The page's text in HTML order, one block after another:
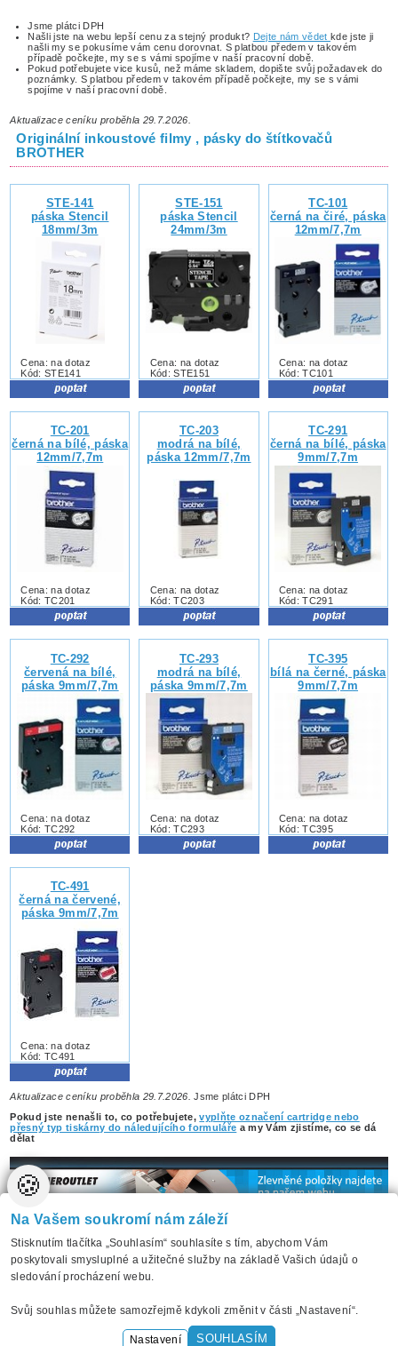
Jsme plátci DPH
Našli jste na webu lepší cenu za stejný produkt? Dejte nám vědetkde jste ji
našli my se pokusíme vám cenu dorovnat. S platbou předem v takovém
případě počkejte, my se s vámi spojíme v naší pracovní době.
Pokud potřebujete vice kusů, než máme skladem, dopište svůj požadavek do
poznámky. S platbou předem v takovém případě počkejte, my se s vámi
spojíme v naší pracovní době.
Aktualizace ceníku proběhla 29.7.2026.
Originální inkoustové filmy , pásky do štítkovačů
BROTHER
STE-141
páska Stencil
18mm/3m
Cena: na dotaz
Kód: STE141
STE-151
páska Stencil
24mm/3m
Cena: na dotaz
Kód: STE151
TC-101
černá na čiré, páska
12mm/7,7m
Cena: na dotaz
Kód: TC101
TC-201
černá na bílé, páska
12mm/7,7m
Cena: na dotaz
Kód: TC201
TC-203
modrá na bílé,
páska 12mm/7,7m
Cena: na dotaz
Kód: TC203
TC-291
černá na bílé, páska
9mm/7,7m
Cena: na dotaz
Kód: TC291
TC-292
červená na bílé,
páska 9mm/7,7m
Cena: na dotaz
Kód: TC292
TC-293
modrá na bílé,
páska 9mm/7,7m
Cena: na dotaz
Kód: TC293
TC-395
bílá na černé, páska
9mm/7,7m
Cena: na dotaz
Kód: TC395
TC-491
černá na červené,
páska 9mm/7,7m
Cena: na dotaz
Kód: TC491
Aktualizace ceníku proběhla 29.7.2026. Jsme plátci DPH
Pokud jste nenašli to, co potřebujete,vyplňte označení cartridge nebo
přesný typ tiskárny do náledujícího formuláře a my Vám zjistíme, co se dá
dělat
Úvodní strana Naše služby
© 2006 Pacart. VytvořiloANAWE
Prohlášení o přístupnosti Mapa serveru
🍪
Na Vašem soukromí nám záleží
Stisknutím tlačítka „Souhlasím“ souhlasíte s tím, abychom Vám
poskytovali smysluplné a užitečné služby na základě Vašich údajů o
sledování procházení webu.
Svůj souhlas můžete samozřejmě kdykoli změnit v části „Nastavení“.
Nastavení SOUHLASÍM